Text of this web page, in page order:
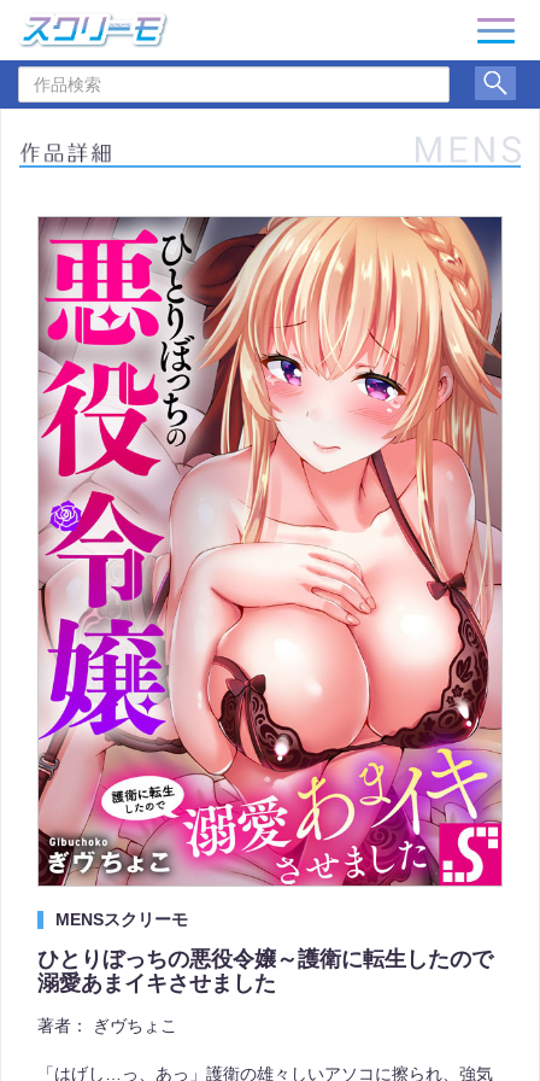
品
索
ナ
ゲ
ー
ョ
ン
MENSスクリーモ
ひとりぼっちの悪役令嬢～護衛に転生したので
溺愛あまイキさせました
著者： ぎヴちょこ
「はげし…っ、あっ」護衛の雄々しいアソコに擦られ、強気